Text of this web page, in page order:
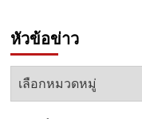
หัวข้อข่าว
หัวข้อ